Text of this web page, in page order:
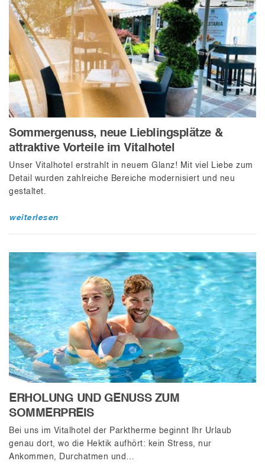
Sommergenuss, neue Lieblingsplätze &
attraktive Vorteile im Vitalhotel
Unser Vitalhotel erstrahlt in neuem Glanz! Mit viel Liebe zum
Detail wurden zahlreiche Bereiche modernisiert und neu
gestaltet.
weiterlesen
ERHOLUNG UND GENUSS ZUM
SOMMERPREIS
Bei uns im Vitalhotel der Parktherme beginnt Ihr Urlaub
genau dort, wo die Hektik aufhört: kein Stress, nur
Ankommen, Durchatmen und…